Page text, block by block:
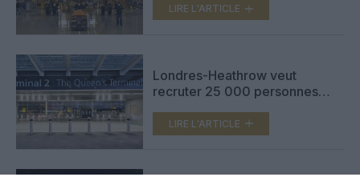
LIRE L'ARTICLE
Londres-Heathrow veut
recruter 25 000 personnes
opérationnel
LIRE L'ARTICLE